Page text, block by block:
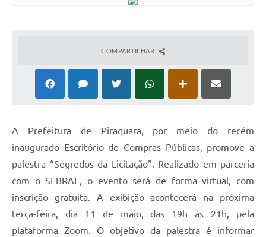
COMPARTILHAR
A Prefeitura de Piraquara, por meio do recém
inaugurado Escritório de Compras Públicas, promove a
palestra “Segredos da Licitação”. Realizado em parceria
com o SEBRAE, o evento será de forma virtual, com
inscrição gratuita. A exibição acontecerá na próxima
terça-feira, dia 11 de maio, das 19h às 21h, pela
plataforma Zoom. O objetivo da palestra é informar